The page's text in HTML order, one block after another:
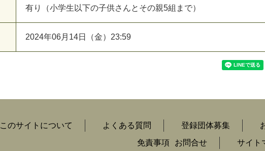
有り（小学生以下の子供さんとその親5組まで）
2024年06月14日（金）23:59
このサイトについて よくある質問 登録団体募集
免責事項
お問合せ サイト